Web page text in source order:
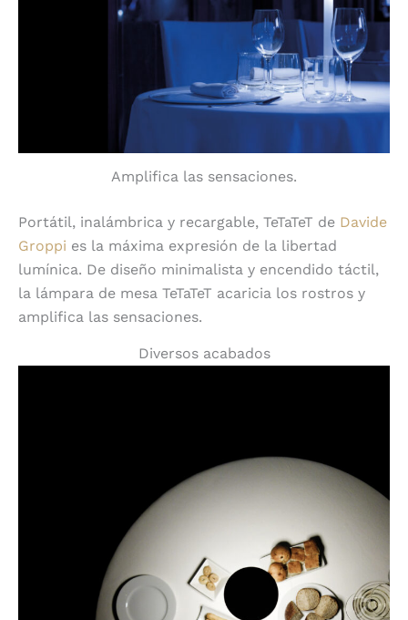
Amplifica las sensaciones.
Portátil, inalámbrica y recargable, TeTaTeT de Davide
Groppi es la máxima expresión de la libertad
lumínica. De diseño minimalista y encendido táctil,
la lámpara de mesa TeTaTeT acaricia los rostros y
amplifica las sensaciones.
Diversos acabados